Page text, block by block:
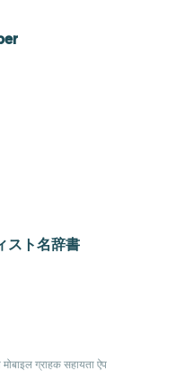
スト名辞書
मोबाइल ग्राहक सहायता ऐप